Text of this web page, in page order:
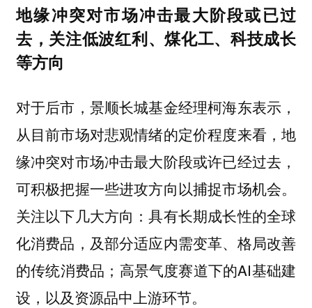
地缘冲突对市场冲击最大阶段或已过
去，关注低波红利、煤化工、科技成长
等方向
对于后市，景顺长城基金经理柯海东表示，
从目前市场对悲观情绪的定价程度来看，地
缘冲突对市场冲击最大阶段或许已经过去，
可积极把握一些进攻方向以捕捉市场机会。
关注以下几大方向：具有长期成长性的全球
化消费品，及部分适应内需变革、格局改善
的传统消费品；高景气度赛道下的AI基础建
设，以及资源品中上游环节。